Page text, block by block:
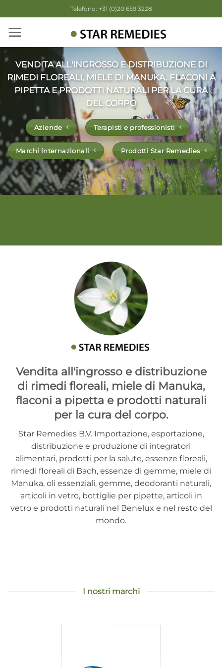
ai
contenuti
Telefono: +31 (0)20 659 3228
VENDITA ALL'INGROSSO E DISTRIBUZIONE DI
RIMEDI FLOREALI, MIELE DI MANUKA, FLACONI A
PIPETTA E PRODOTTI NATURALI PER LA CURA
DEL CORPO
Aziende Terapisti e professionisti
Marchi internazionali Prodotti Star Remedies
Vendita all'ingrosso e distribuzione
di rimedi floreali, miele di Manuka,
flaconi a pipetta e prodotti naturali
per la cura del corpo.
Star Remedies B.V. Importazione, esportazione,
distribuzione e produzione di integratori
alimentari, prodotti per la salute, essenze floreali,
rimedi floreali di Bach, essenze di gemme, miele di
Manuka, oli essenziali, gemme, deodoranti naturali,
articoli in vetro, bottiglie per pipette, articoli in
vetro e prodotti naturali nel Benelux e nel resto del
mondo.
I nostri marchi